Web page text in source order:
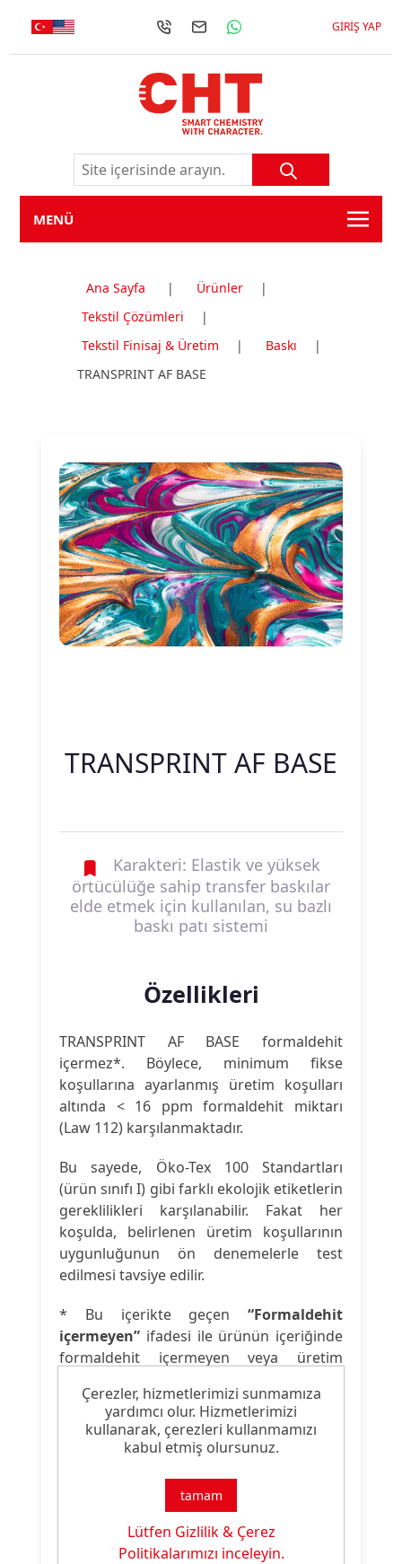
GIRIŞ YAP
MENÜ
Ana Sayfa | Ürünler
|
Tekstil Çözümleri
|
Tekstil Finisaj & Üretim
| Baskı
|
TRANSPRINT AF BASE
TRANSPRINT AF BASE
Karakteri: Elastik ve yüksek
örtücülüğe sahip transfer baskılar
elde etmek için kullanılan, su bazlı
baskı patı sistemi
Özellikleri
TRANSPRINT AF BASE formaldehit
içermez*. Böylece, minimum fikse
koşullarına ayarlanmış üretim koşulları
altında < 16 ppm formaldehit miktarı
(Law 112) karşılanmaktadır.
Bu sayede, Öko-Tex 100 Standartları
(ürün sınıfı I) gibi farklı ekolojik etiketlerin
gereklilikleri karşılanabilir. Fakat her
koşulda, belirlenen üretim koşullarının
uygunluğunun ön denemelerle test
edilmesi tavsiye edilir.
* Bu içerikte geçen“Formaldehit
içermeyen”ifadesi ile ürünün içeriğinde
formaldehit içermeyen veya üretim
komponentler kullanıldığını belirtmek
isteriz.
Ürün Nitelikleri
Transparan Baskı Patı
Çerezler, hizmetlerimizi sunmamıza
yardımcı olur. Hizmetlerimizi
kullanarak, çerezleri kullanmamızı
kabul etmiş olursunuz.
tamam
Lütfen Gizlilik & Çerez
Politikalarımızı inceleyin.